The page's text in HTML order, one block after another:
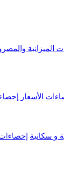
الميزانية
الأسعار
و سكانية